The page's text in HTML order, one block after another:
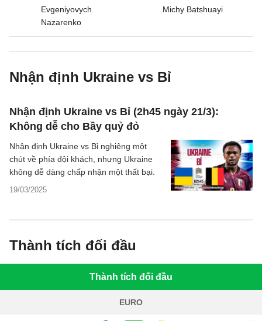
Evgeniyovych
Nazarenko
Michy Batshuayi
Nhận định Ukraine vs Bỉ
Nhận định Ukraine vs Bỉ (2h45 ngày 21/3):
Không dễ cho Bầy quỷ đỏ
19/03/2025
Nhận định Ukraine vs Bỉ nghiêng một
chút về phía đội khách, nhưng Ukraine
không dễ dàng chấp nhận một thất bại.
Thành tích đối đầu
Thành tích đối đầu
EURO